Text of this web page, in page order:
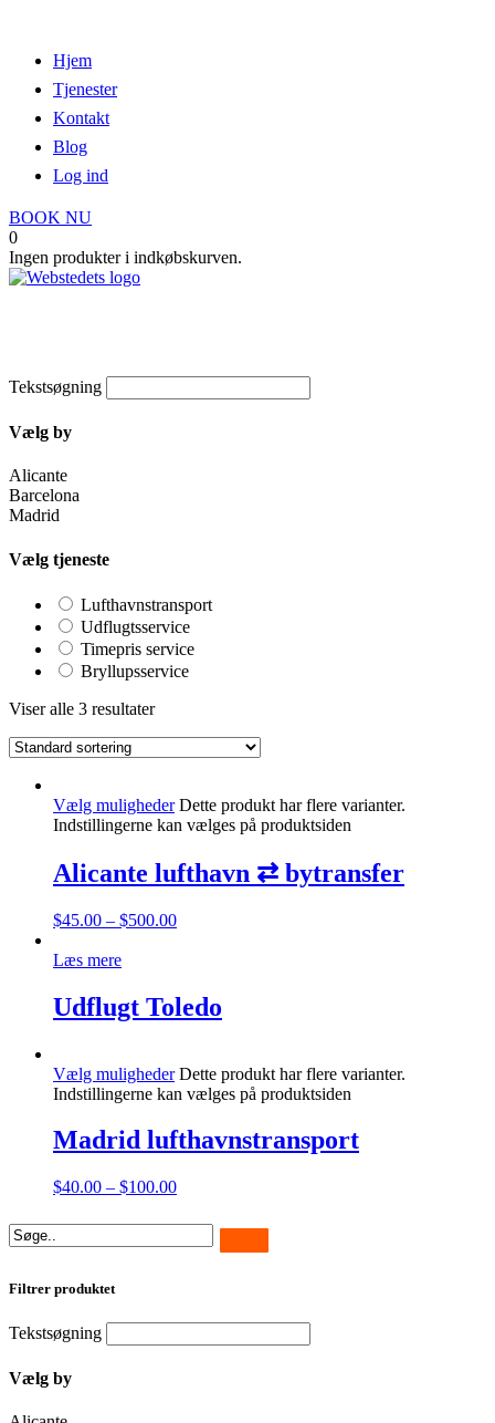
Hjem
Tjenester
Kontakt
Blog
Log ind
BOOK NU
0
Ingen produkter i indkøbskurven.
Tekstsøgning
Vælg by
Alicante
Barcelona
Madrid
Vælg tjeneste
Lufthavnstransport
Udflugtsservice
Timepris service
Bryllupsservice
Viser alle 3 resultater
Vælg mulighederDette produkt har flere varianter.
Indstillingerne kan vælges på produktsiden
Alicante lufthavn ⇄ bytransfer
$45.00 – $500.00
Læs mere
Udflugt Toledo
Vælg mulighederDette produkt har flere varianter.
Indstillingerne kan vælges på produktsiden
Madrid lufthavnstransport
$40.00 – $100.00
Filtrer produktet
Tekstsøgning
Vælg by